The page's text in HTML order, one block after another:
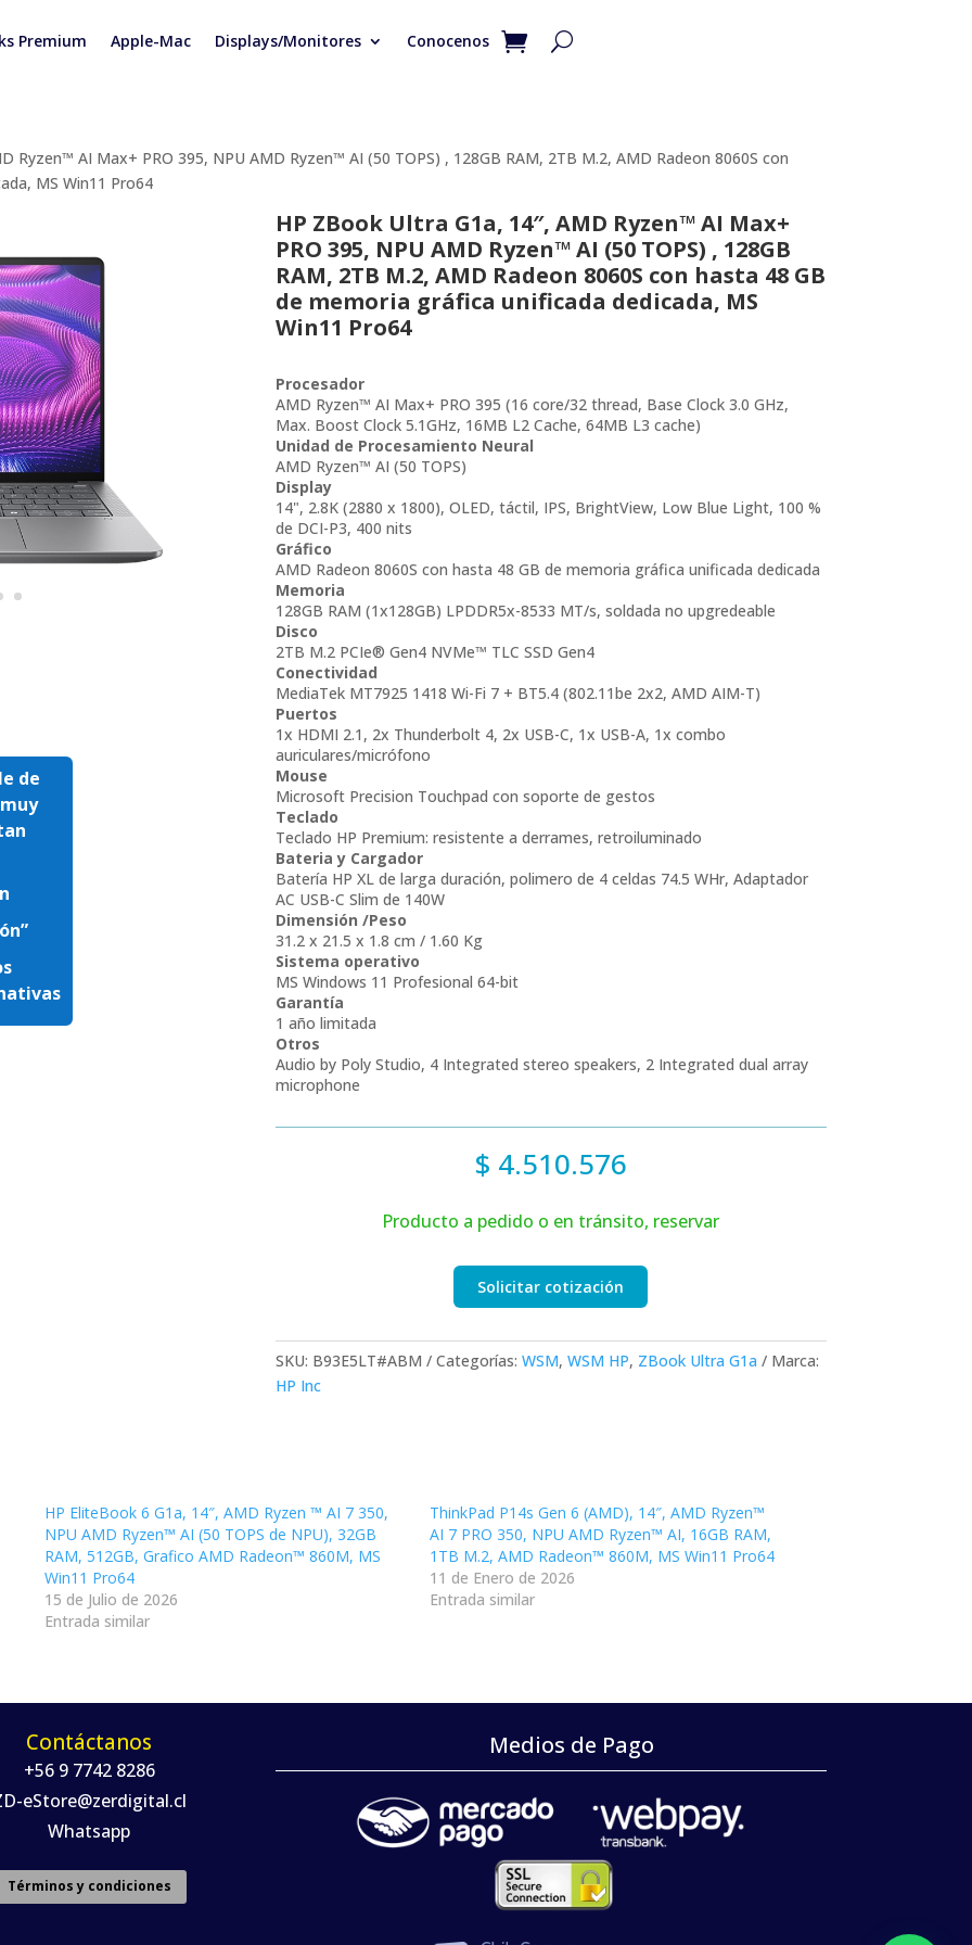
Premium Apple-Mac Displays/Monitores Conocenos
Ryzen™ AI Max+ PRO 395, NPU AMD Ryzen™ AI (50 TOPS) , 128GB RAM, 2TB M.2, AMD Radeon 8060S con
MS Win11 Pro64
de
HP ZBook Ultra G1a, 14″, AMD Ryzen™ AI Max+
PRO 395, NPU AMD Ryzen™ AI (50 TOPS) , 128GB
RAM, 2TB M.2, AMD Radeon 8060S con hasta 48 GB
de memoria gráfica unificada dedicada, MS
Win11 Pro64
Procesador
AMD Ryzen™ AI Max+ PRO 395 (16 core/32 thread, Base Clock 3.0 GHz,
Max. Boost Clock 5.1GHz, 16MB L2 Cache, 64MB L3 cache)
Unidad de Procesamiento Neural
AMD Ryzen™ AI (50 TOPS)
Display
14", 2.8K (2880 x 1800), OLED, táctil, IPS, BrightView, Low Blue Light, 100 %
de DCI-P3, 400 nits
Gráfico
AMD Radeon 8060S con hasta 48 GB de memoria gráfica unificada dedicada
Memoria
128GB RAM (1x128GB) LPDDR5x-8533 MT/s, soldada no upgredeable
Disco
2TB M.2 PCIe® Gen4 NVMe™ TLC SSD Gen4
Conectividad
MediaTek MT7925 1418 Wi-Fi 7 + BT5.4 (802.11be 2x2, AMD AIM-T)
Puertos
1x HDMI 2.1, 2x Thunderbolt 4, 2x USB-C, 1x USB-A, 1x combo
auriculares/micrófono
Mouse
Microsoft Precision Touchpad con soporte de gestos
Teclado
Teclado HP Premium: resistente a derrames, retroiluminado
Bateria y Cargador
Batería HP XL de larga duración, polimero de 4 celdas 74.5 WHr, Adaptador
AC USB-C Slim de 140W
Dimensión /Peso
31.2 x 21.5 x 1.8 cm / 1.60 Kg
Sistema operativo
MS Windows 11 Profesional 64-bit
Garantía
1 año limitada
Otros
Audio by Poly Studio, 4 Integrated stereo speakers, 2 Integrated dual array
microphone
$ 4.510.576
Producto a pedido o en tránsito, reservar
Solicitar cotización
SKU: B93E5LT#ABM Categorías: WSM, WSM HP, ZBook Ultra G1a
Marca:
HP Inc
HP EliteBook 6 G1a, 14″, AMD Ryzen ™ AI 7 350,
NPU AMD Ryzen™ AI (50 TOPS de NPU), 32GB
RAM, 512GB, Grafico AMD Radeon™ 860M, MS
Win11 Pro64
15 de Julio de 2026
Entrada similar
ThinkPad P14s Gen 6 (AMD), 14″, AMD Ryzen™
AI 7 PRO 350, NPU AMD Ryzen™ AI, 16GB RAM,
1TB M.2, AMD Radeon™ 860M, MS Win11 Pro64
11 de Enero de 2026
Entrada similar
Contáctanos
+56 9 7742 8286
eStore@zerdigital.cl
Whatsapp
Términos y condiciones
Medios de Pago